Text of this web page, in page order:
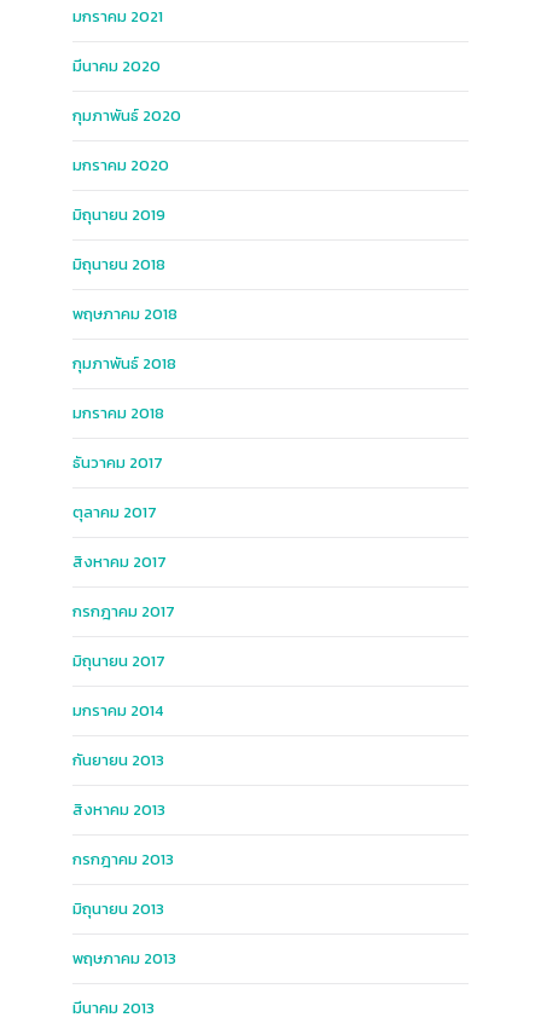
มกราคม 2021
มีนาคม 2020
กุมภาพันธ์ 2020
มกราคม 2020
มิถุนายน 2019
มิถุนายน 2018
พฤษภาคม 2018
กุมภาพันธ์ 2018
มกราคม 2018
ธันวาคม 2017
ตุลาคม 2017
สิงหาคม 2017
กรกฎาคม 2017
มิถุนายน 2017
มกราคม 2014
กันยายน 2013
สิงหาคม 2013
กรกฎาคม 2013
มิถุนายน 2013
พฤษภาคม 2013
มีนาคม 2013